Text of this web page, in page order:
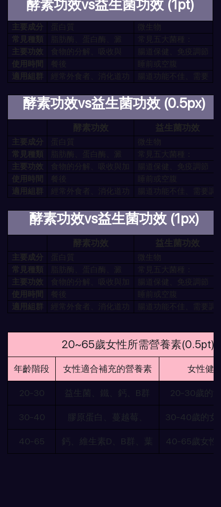
酵素功效vs益生菌功效 (1pt)
主要成分 蛋白質
微生物
常見種類
脂肪酶、蛋白酶、澱
常見五大菌種：
主要功效
食物的分解、吸收與
腸道保健、免疫調節
使用時間
餐後
睡前或空腹
適用組群
經常外食者、消化道功 腸道功能不佳、需要
酵素功效vs益生菌功效 (0.5px)
酵素功效 益生菌功效
主要成分 蛋白質
微生物
常見種類
脂肪酶、蛋白酶、澱
常見五大菌種：
主要功效
食物的分解、吸收與加
腸道保健、免疫調節
使用時間
餐後
睡前或空腹
適用組群
經常外食者、消化道功 腸道功能不佳、需要調
酵素功效vs益生菌功效 (1px)
酵素功效 益生菌功效
主要成分 蛋白質
微生物
常見種類
脂肪酶、蛋白酶、澱
常見五大菌種：
主要功效
食物的分解、吸收與加
腸道保健、免疫調節
使用時間
餐後
睡前或空腹
適用組群
經常外食者、消化道功 腸道功能不佳、需要調
20~65歲女性所需營養素(0.5pt)
年齡階段 女性適合補充的營養素 女性健
20-30 益生菌、鐵、鈣、B群 20-30歲的
30-40 膠原蛋白、蔓越莓、 30-40歲的女
40-65 鈣、維生素D、B群、葉 40-65歲女性